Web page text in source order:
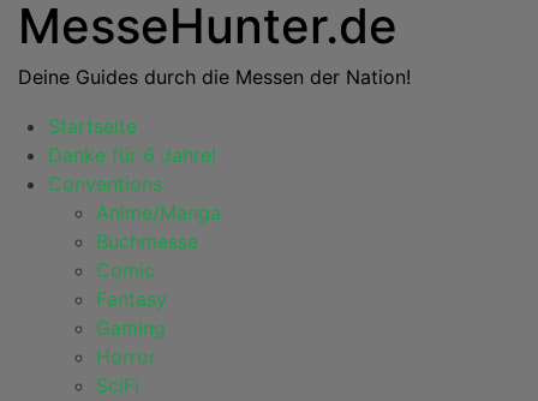
MesseHunter.de
Deine Guides durch die Messen der Nation!
Startseite
Danke für 6 Jahre!
Conventions
Anime/Manga
Buchmesse
Comic
Fantasy
Gaming
Horror
SciFi